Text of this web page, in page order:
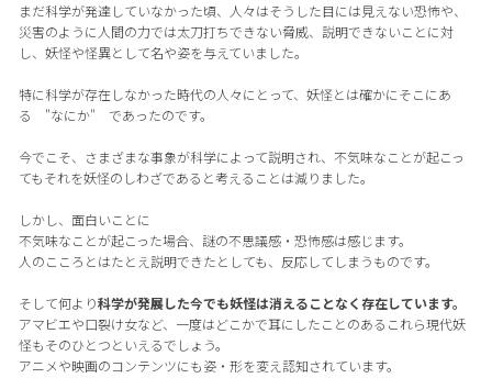
まだ科学が発達していなかった頃、人々はそうした目には見えない恐怖や、
災害のように人間の力では太刀打ちできない脅威、説明できないことに対
し、妖怪や怪異として名や姿を与えていました。
特に科学が存在しなかった時代の人々にとって、妖怪とは確かにそこにあ
る "なにか" であったのです。
今でこそ、さまざまな事象が科学によって説明され、不気味なことが起こっ
てもそれを妖怪のしわざであると考えることは減りました。
しかし、面白いことに
不気味なことが起こった場合、謎の不思議感・恐怖感は感じます。
人のこころとはたとえ説明できたとしても、反応してしまうものです。
そして何より科学が発展した今でも妖怪は消えることなく存在しています。
アマビエや口裂け女など、一度はどこかで耳にしたことのあるこれら現代妖
怪もそのひとつといえるでしょう。
アニメや映画のコンテンツにも姿・形を変え認知されています。